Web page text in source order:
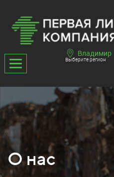
Владимир
Выберите регион
О нас